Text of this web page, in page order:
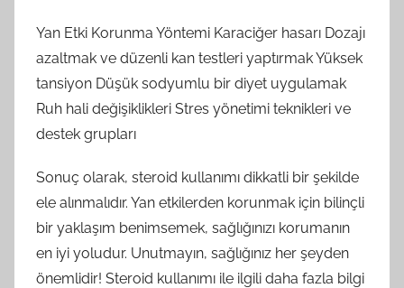
Yan Etki Korunma Yöntemi Karaciğer hasarı Dozajı
azaltmak ve düzenli kan testleri yaptırmak Yüksek
tansiyon Düşük sodyumlu bir diyet uygulamak
Ruh hali değişiklikleri Stres yönetimi teknikleri ve
destek grupları
Sonuç olarak, steroid kullanımı dikkatli bir şekilde
ele alınmalıdır. Yan etkilerden korunmak için bilinçli
bir yaklaşım benimsemek, sağlığınızı korumanın
en iyi yoludur. Unutmayın, sağlığınız her şeyden
önemlidir! Steroid kullanımı ile ilgili daha fazla bilgi